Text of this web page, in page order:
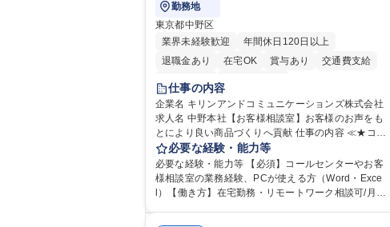
勤務地
東京都中野区
業界未経験歓迎
年間休日120日以上
退職金あり
在宅OK 賞与あり
交通費支給
土日祝休み
仕事の内容
企業名 キリンアンドコミュニケーションズ株式会社
求人名 中野本社【お客様相談室】お客様のお声をも
とにより良い商品づくりへ貢献 仕事の内容 ≪★コミ
ュニケーションを通してキリンのファンを増やしま
せんか？★≫ お客様のお声をより良い商品づくりに
活かしていく上で、窓口となるお客様相談室でのお
仕事です。 日々お客様からいただくキリングループ
必要な経験・能力等
必要な経験・能力等 【必須】コールセンターやお客
様相談室の業務経験、PCが使える方（Word・Exce
l）【働き方】在宅勤務・リモートワーク相談可/月平